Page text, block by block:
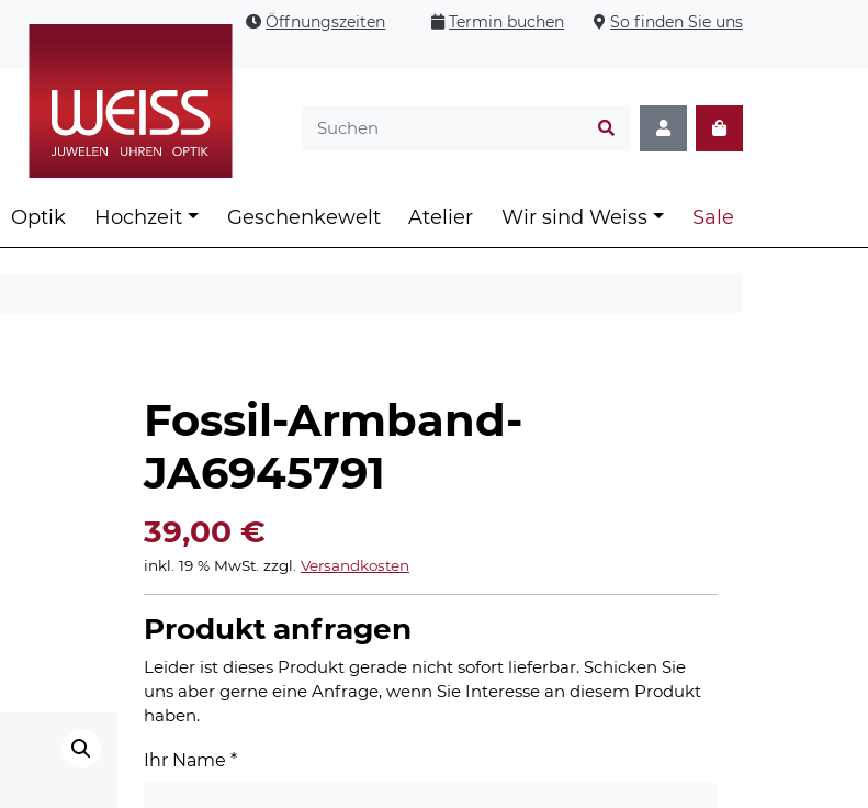
Öffnungszeiten Termin buchen So finden Sie uns
Optik Hochzeit Geschenkewelt Atelier Wir sind Weiss Sale
Fossil-Armband-
JA6945791
39,00 €
inkl. 19 % MwSt. zzgl. Versandkosten
Produkt anfragen
Leider ist dieses Produkt gerade nicht sofort lieferbar. Schicken Sie
uns aber gerne eine Anfrage, wenn Sie Interesse an diesem Produkt
haben.
Ihr Name *